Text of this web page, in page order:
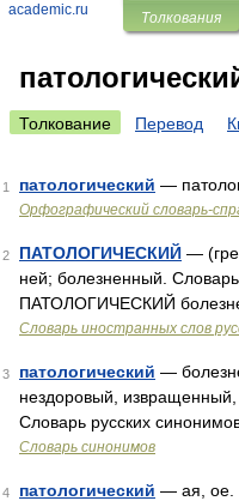
academic.ru Толкования
Толкование Перевод
1 патологический —
Орфографический словарь-
2 ПАТОЛОГИЧЕСКИЙ —
ней; болезненный.
ПАТОЛОГИЧЕСКИЙ
Словарь иностранных слов
3 патологический —
нездоровый,
Словарь русских
Словарь синонимов
4 патологический — ая, ое.